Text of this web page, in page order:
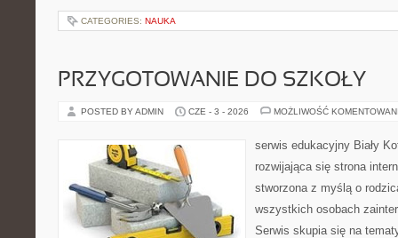
CATEGORIES: NAUKA
PRZYGOTOWANIE DO SZKOŁY
POSTED BY ADMIN CZE - 3 - 2026 MOŻLIWOŚĆ
serwis edukacyjny Biały
rozwijająca się strona
stworzona z myślą o
wszystkich osobach
Serwis skupia się na